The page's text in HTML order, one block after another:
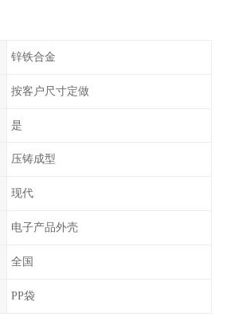
锌铁合金
按客户尺寸定做
是
压铸成型
现代
电子产品外壳
全国
PP袋